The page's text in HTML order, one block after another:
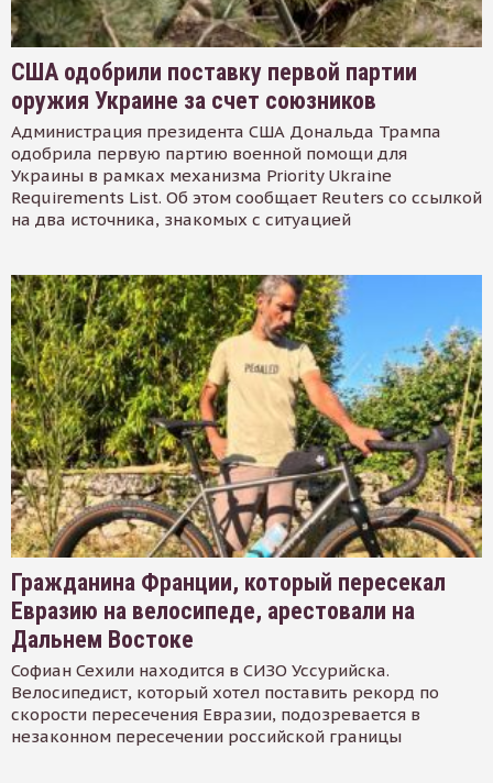
США одобрили поставку первой партии
оружия Украине за счет союзников
Администрация президента США Дональда Трампа
одобрила первую партию военной помощи для
Украины в рамках механизма Priority Ukraine
Requirements List. Об этом сообщает Reuters со ссылкой
на два источника, знакомых с ситуацией
Гражданина Франции, который пересекал
Евразию на велосипеде, арестовали на
Дальнем Востоке
Софиан Сехили находится в СИЗО Уссурийска.
Велосипедист, который хотел поставить рекорд по
скорости пересечения Евразии, подозревается в
незаконном пересечении российской границы